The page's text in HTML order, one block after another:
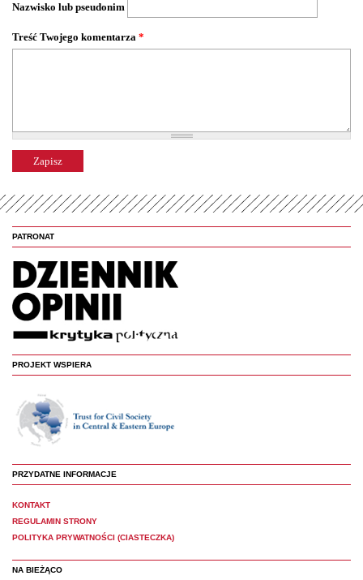
n
y
Nazwisko lub pseudonim
Treść Twojego komentarza *
PATRONAT
PROJEKT WSPIERA
PRZYDATNE INFORMACJE
KONTAKT
REGULAMIN STRONY
POLITYKA PRYWATNOŚCI (CIASTECZKA)
NA BIEŻĄCO